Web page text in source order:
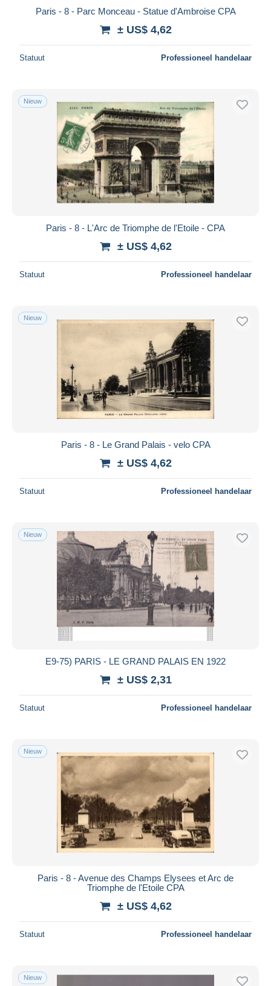
Paris - 8 - Parc Monceau - Statue d'Ambroise CPA
± US$ 4,62
Statuut Professioneel handelaar
Nieuw
Paris - 8 - L'Arc de Triomphe de l'Etoile - CPA
± US$ 4,62
Statuut Professioneel handelaar
Nieuw
Paris - 8 - Le Grand Palais - velo CPA
± US$ 4,62
Statuut Professioneel handelaar
Nieuw
E9-75) PARIS - LE GRAND PALAIS EN 1922
± US$ 2,31
Statuut Professioneel handelaar
Nieuw
Paris - 8 - Avenue des Champs Elysees et Arc de
Triomphe de l'Etoile CPA
± US$ 4,62
Statuut Professioneel handelaar
Nieuw